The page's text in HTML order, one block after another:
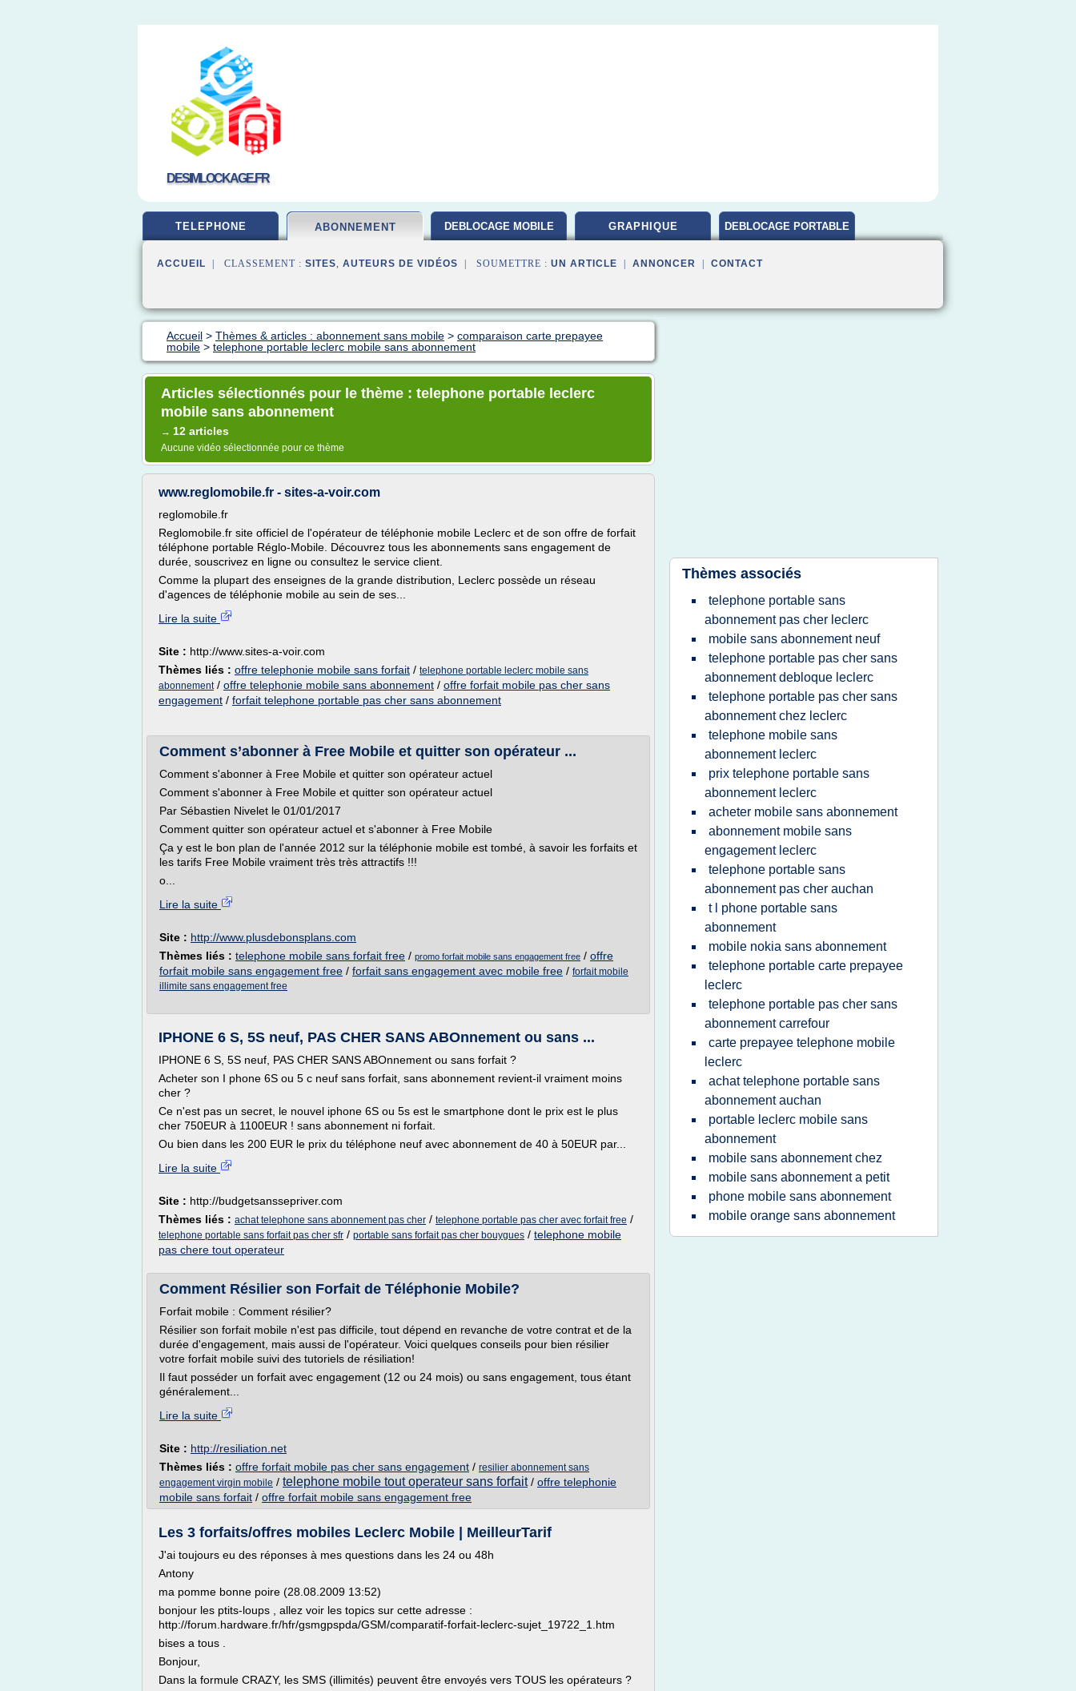
DESIMLOCKAGE.FR
TELEPHONE ABONNEMENT DEBLOCAGE MOBILE GRAPHIQUE DEBLOCAGE PORTABLE
ACCUEIL | CLASSEMENT : SITES, AUTEURS DE VIDÉOS | SOUMETTRE : UN ARTICLE ANNONCER CONTACT
Accueil > Thèmes & articles : abonnement sans mobile > comparaison carte prepayee
mobile > telephone portable leclerc mobile sans abonnement
Articles sélectionnés pour le thème : telephone portable leclerc
mobile sans abonnement
→ 12 articles
Aucune vidéo sélectionnée pour ce thème
www.reglomobile.fr - sites-a-voir.com
reglomobile.fr
Reglomobile.fr site officiel de l'opérateur de téléphonie mobile Leclerc et de son offre de forfait
téléphone portable Réglo-Mobile. Découvrez tous les abonnements sans engagement de
durée, souscrivez en ligne ou consultez le service client.
Comme la plupart des enseignes de la grande distribution, Leclerc possède un réseau
d'agences de téléphonie mobile au sein de ses...
Lire la suite
Site : http://www.sites-a-voir.com
Thèmes liés : offre telephonie mobile sans forfait / telephone portable leclerc mobile sans
abonnement/ offre telephonie mobile sans abonnement / offre forfait mobile pas cher sans
engagement / forfait telephone portable pas cher sans abonnement
Comment s’abonner à Free Mobile et quitter son opérateur ...
Comment s'abonner à Free Mobile et quitter son opérateur actuel
Comment s'abonner à Free Mobile et quitter son opérateur actuel
Par Sébastien Nivelet le 01/01/2017
Comment quitter son opérateur actuel et s'abonner à Free Mobile
Ça y est le bon plan de l'année 2012 sur la téléphonie mobile est tombé, à savoir les forfaits et
les tarifs Free Mobile vraiment très très attractifs !!!
o...
Lire la suite
Site : http://www.plusdebonsplans.com
Thèmes liés : telephone mobile sans forfait free / promo forfait mobile sans engagement free / offre
forfait mobile sans engagement free / forfait sans engagement avec mobile free / forfait mobile
illimite sans engagement free
IPHONE 6 S, 5S neuf, PAS CHER SANS ABOnnement ou sans ...
IPHONE 6 S, 5S neuf, PAS CHER SANS ABOnnement ou sans forfait ?
Acheter son I phone 6S ou 5 c neuf sans forfait, sans abonnement revient-il vraiment moins
cher ?
Ce n'est pas un secret, le nouvel iphone 6S ou 5s est le smartphone dont le prix est le plus
cher 750EUR à 1100EUR ! sans abonnement ni forfait.
Ou bien dans les 200 EUR le prix du téléphone neuf avec abonnement de 40 à 50EUR par...
Lire la suite
Site : http://budgetsanssepriver.com
Thèmes liés : achat telephone sans abonnement pas cher / telephone portable pas cher avec forfait free /
telephone portable sans forfait pas cher sfr / portable sans forfait pas cher bouygues / telephone mobile
pas chere tout operateur
Comment Résilier son Forfait de Téléphonie Mobile?
Forfait mobile : Comment résilier?
Résilier son forfait mobile n'est pas difficile, tout dépend en revanche de votre contrat et de la
durée d'engagement, mais aussi de l'opérateur. Voici quelques conseils pour bien résilier
votre forfait mobile suivi des tutoriels de résiliation!
Il faut posséder un forfait avec engagement (12 ou 24 mois) ou sans engagement, tous étant
généralement...
Lire la suite
Site : http://resiliation.net
Thèmes liés : offre forfait mobile pas cher sans engagement / resilier abonnement sans
engagement virgin mobile / telephone mobile tout operateur sans forfait/ offre telephonie
mobile sans forfait / offre forfait mobile sans engagement free
Les 3 forfaits/offres mobiles Leclerc Mobile | MeilleurTarif
J'ai toujours eu des réponses à mes questions dans les 24 ou 48h
Antony
ma pomme bonne poire (28.08.2009 13:52)
bonjour les ptits-loups , allez voir les topics sur cette adresse :
http://forum.hardware.fr/hfr/gsmgpspda/GSM/comparatif-forfait-leclerc-sujet_19722_1.htm
bises a tous .
Bonjour,
Dans la formule CRAZY, les SMS (illimités) peuvent être envoyés vers TOUS les opérateurs ?
Thèmes associés
telephone portable sans
abonnement pas cher leclerc
mobile sans abonnement neuf
telephone portable pas cher sans
abonnement debloque leclerc
telephone portable pas cher sans
abonnement chez leclerc
telephone mobile sans
abonnement leclerc
prix telephone portable sans
abonnement leclerc
acheter mobile sans abonnement
abonnement mobile sans
engagement leclerc
telephone portable sans
abonnement pas cher auchan
t l phone portable sans
abonnement
mobile nokia sans abonnement
telephone portable carte prepayee
leclerc
telephone portable pas cher sans
abonnement carrefour
carte prepayee telephone mobile
leclerc
achat telephone portable sans
abonnement auchan
portable leclerc mobile sans
abonnement
mobile sans abonnement chez
mobile sans abonnement a petit
phone mobile sans abonnement
mobile orange sans abonnement